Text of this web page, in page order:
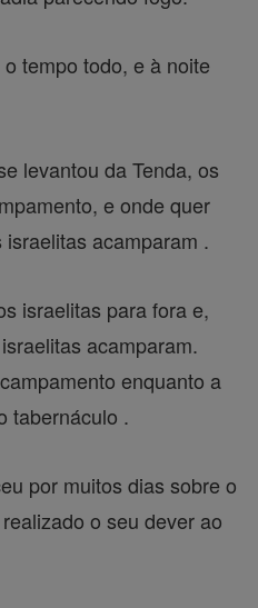
tempo todo, e à noite
levantou da Tenda, os
e onde quer
acamparam .
israelitas para fora e,
acamparam.
enquanto a
tabernáculo .
por muitos dias sobre o
o seu dever ao